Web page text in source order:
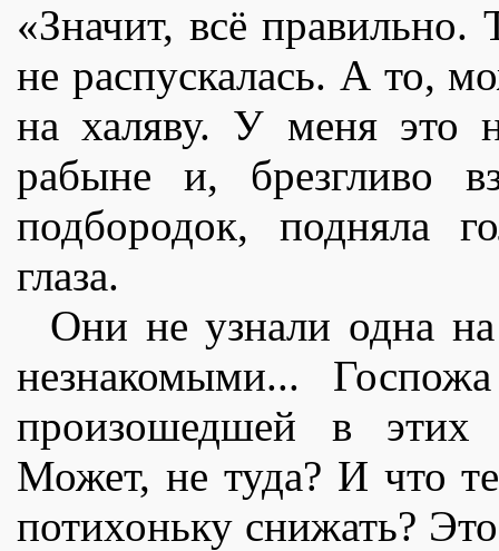
«Значит, всë
не распускалась. А то,
на халяву. У меня это
рабыне и, брезгливо
подбородок, подняла
глаза.
Они не узнали одна
незнакомыми...
произошедшей в этих
Может, не туда? И что
потихоньку снижать?